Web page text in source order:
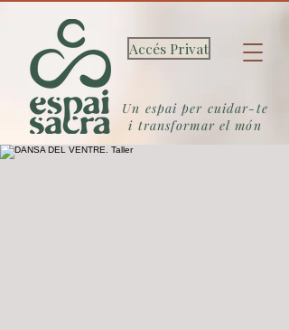
Accés Privat
Un espai per cuidar-te
i transformar el món